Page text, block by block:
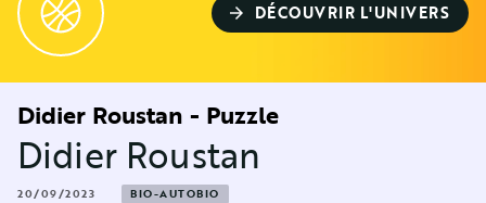
arrow_forward DÉCOUVRIR L'UNIVERS
Didier Roustan - Puzzle
Didier Roustan
20/09/2023 BIO-AUTOBIO